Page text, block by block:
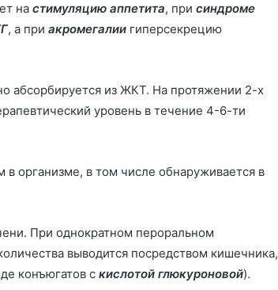
на стимуляцию аппетита, при синдроме
, а при акромегалии гиперсекрецию
абсорбируется из ЖКТ. На протяжении 2-х
уровень в течение 4-6-ти
организме, в том числе обнаруживается в
При однократном пероральном
выводится посредством кишечника,
конъюгатов с кислотой глюкуроновой).